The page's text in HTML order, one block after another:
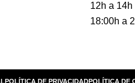
12h a 14h
18:00h a
POLÍTICA DE PRIVACIDADPOLÍTICA DE